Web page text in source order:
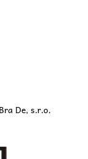
De, s.r.o.